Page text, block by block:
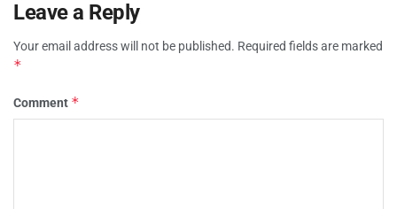
Leave a Reply
Your email address will not be published. Required fields are marked
*
Comment *